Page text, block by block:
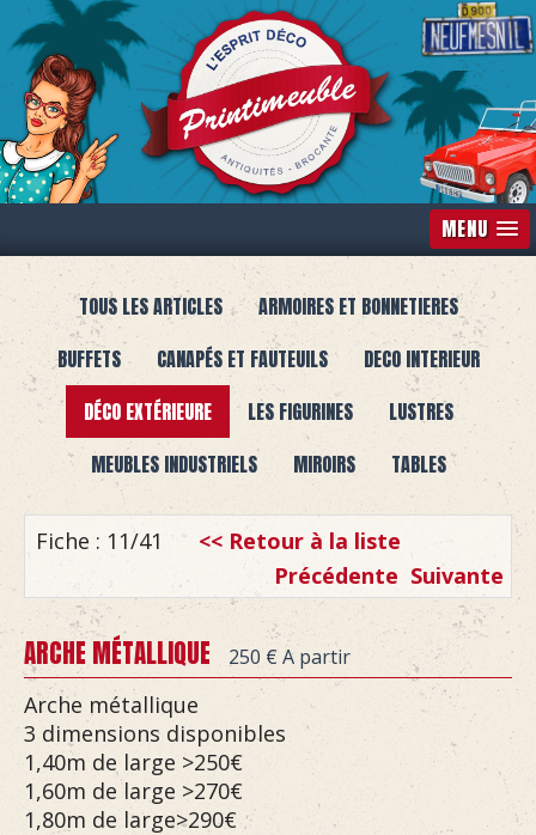
MENU
TOUS LES ARTICLES
ARMOIRES ET BONNETIERES
BUFFETS
CANAPÉS ET FAUTEUILS
DECO INTERIEUR
DÉCO EXTÉRIEURE
LES FIGURINES
LUSTRES
MEUBLES INDUSTRIELS
MIROIRS TABLES
Fiche : 11/41 << Retour à la liste
Précédente Suivante
ARCHE MÉTALLIQUE 250 € A partir
Arche métallique
3 dimensions disponibles
1,40m de large >250€
1,60m de large >270€
1,80m de large>290€